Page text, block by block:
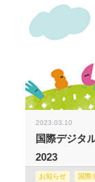
2023.03.10
国際デジタ
2023
お知らせ 国際